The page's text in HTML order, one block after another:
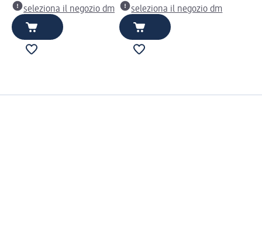
seleziona il negozio dm
seleziona il negozio dm